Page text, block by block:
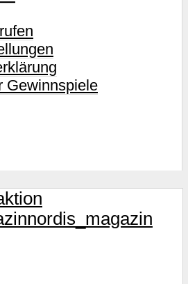
Gewinnspiele
nordis_magazin